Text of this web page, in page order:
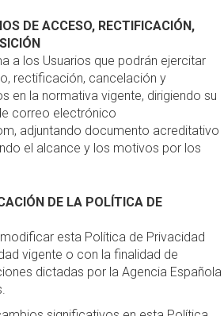
DE ACCESO, RECTIFICACIÓN,
a los Usuarios que podrán ejercitar
rectificación, cancelación y
en la normativa vigente, dirigiendo su
correo electrónico
adjuntando documento acreditativo
el alcance y los motivos por los
DE LA POLÍTICA DE
esta Política de Privacidad
vigente o con la finalidad de
dictadas por la Agencia Española